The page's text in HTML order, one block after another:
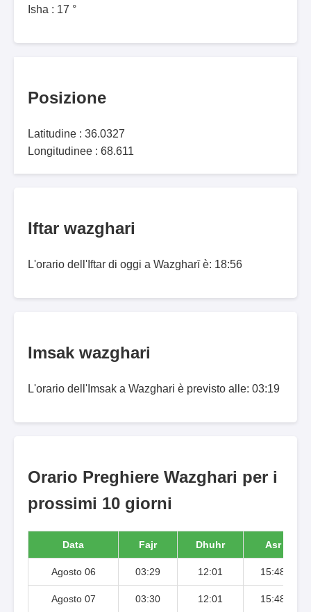
Isha : 17 °
Posizione
Latitudine : 36.0327
Longitudinee : 68.611
Iftar wazghari
L'orario dell'Iftar di oggi a Wazgharī è: 18:56
Imsak wazghari
L'orario dell'Imsak a Wazghari è previsto alle: 03:19
Orario Preghiere Wazghari per i
prossimi 10 giorni
Data Fajr Dhuhr Asr
Agosto 06 03:29 12:01 15:48
Agosto 07 03:30 12:01 15:48